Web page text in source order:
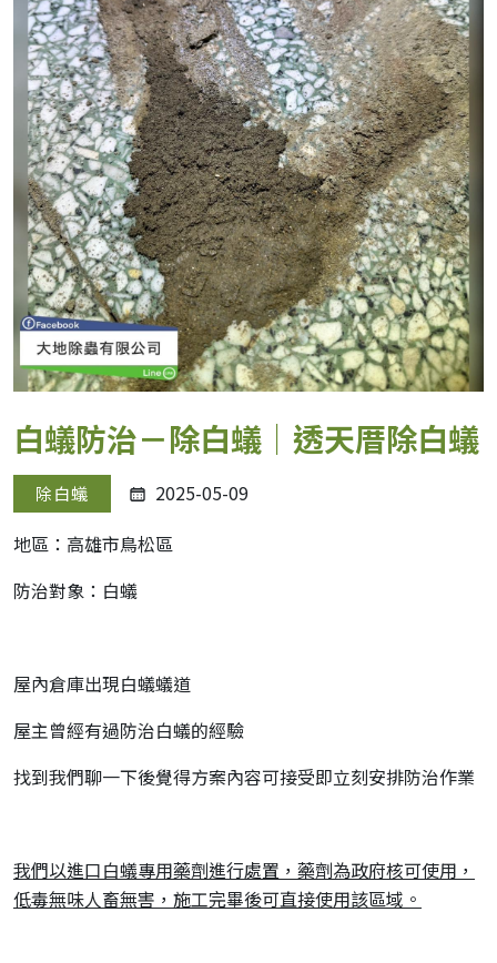
白蟻防治－除白蟻｜透天厝除白蟻
除白蟻
2025-05-09
地區：高雄市鳥松區
防治對象：白蟻
屋內倉庫出現白蟻蟻道
屋主曾經有過防治白蟻的經驗
找到我們聊一下後覺得方案內容可接受即立刻安排防治作業
我們以進口白蟻專用藥劑進行處置，藥劑為政府核可使用，
低毒無味人畜無害，施工完畢後可直接使用該區域。